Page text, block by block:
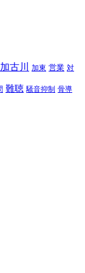
加古川 加東 営業 対
難聴 騒音抑制 骨導